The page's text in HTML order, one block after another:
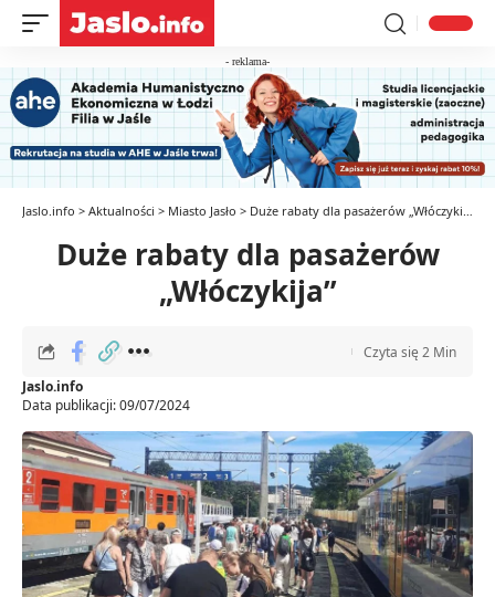
- reklama-
Jaslo.info > Aktualności > Miasto Jasło > Duże rabaty dla pasażerów „Włóczykija”
Duże rabaty dla pasażerów
„Włóczykija”
Data publikacji: 09/07/2024
Jaslo.info
Czyta się 2 Min